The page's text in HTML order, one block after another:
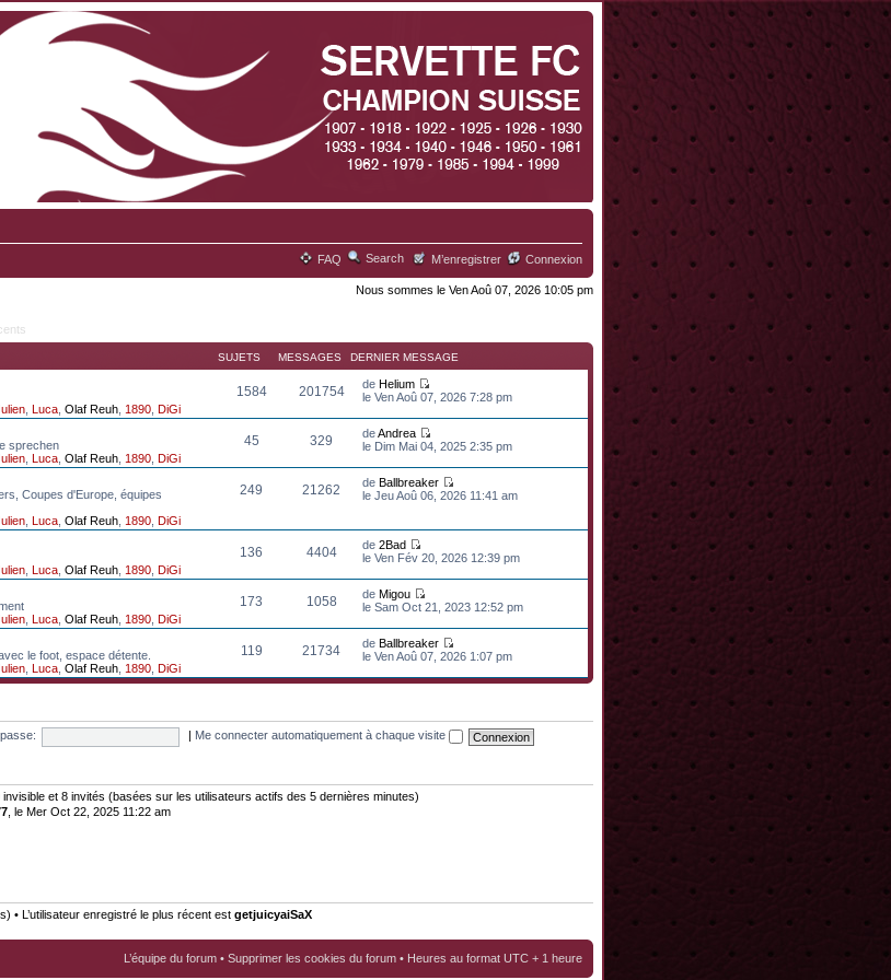
FAQ Search M’enregistrer Connexion
Nous sommes le Ven Aoû 07, 2026 10:05 pm
SUJETS MESSAGES DERNIER MESSAGE
Luca Olaf Reuh 1890 DiGi
1584 201754 deHelium
le Ven Aoû 07, 2026 7:28 pm
sprechen
Luca Olaf Reuh 1890 DiGi
45 329 deAndrea
le Dim Mai 04, 2025 2:35 pm
Coupes d'Europe, équipes
Luca Olaf Reuh 1890 DiGi
249 21262 deBallbreaker
le Jeu Aoû 06, 2026 11:41 am
Luca Olaf Reuh 1890 DiGi
136 4404 de2Bad
le Ven Fév 20, 2026 12:39 pm
Luca Olaf Reuh 1890 DiGi
173 1058 deMigou
le Sam Oct 21, 2023 12:52 pm
le foot, espace détente.
Luca Olaf Reuh 1890 DiGi
119 21734 deBallbreaker
le Ven Aoû 07, 2026 1:07 pm
Me connecter automatiquement à chaque visite
et 8 invités (basées sur les utilisateurs actifs des 5 dernières minutes)
, le Mer Oct 22, 2025 11:22 am
• L’utilisateur enregistré le plus récent est getjuicyaiSaX
L’équipe du forum • Supprimer les cookies du forum • Heures au format UTC + 1 heure